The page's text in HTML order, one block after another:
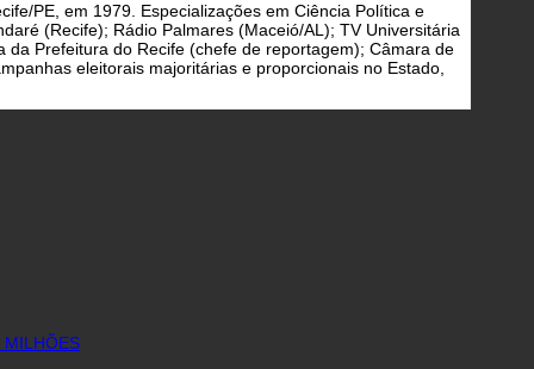
PE, em 1979. Especializações em Ciência Política e
(Recife); Rádio Palmares (Maceió/AL); TV Universitária
Prefeitura do Recife (chefe de reportagem); Câmara de
eleitorais majoritárias e proporcionais no Estado,
MILHÕES